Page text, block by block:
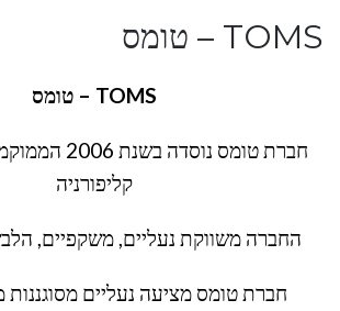
TOMS – טומס
TOMS – טומס
חברת טומס
קליפורניה
החברה משווקת נעליים, משקפיים,
חברת טומס מציעה נעליים